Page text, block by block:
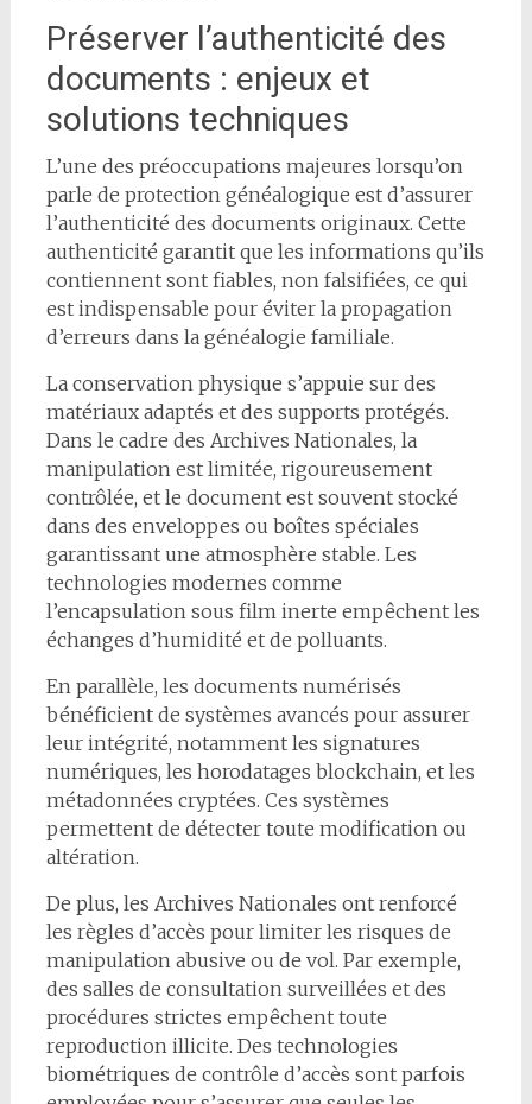
Préserver l’authenticité des
documents : enjeux et
solutions techniques
L’une des préoccupations majeures lorsqu’on
parle de protection généalogique est d’assurer
l’authenticité des documents originaux. Cette
authenticité garantit que les informations qu’ils
contiennent sont fiables, non falsifiées, ce qui
est indispensable pour éviter la propagation
d’erreurs dans la généalogie familiale.
La conservation physique s’appuie sur des
matériaux adaptés et des supports protégés.
Dans le cadre des Archives Nationales, la
manipulation est limitée, rigoureusement
contrôlée, et le document est souvent stocké
dans des enveloppes ou boîtes spéciales
garantissant une atmosphère stable. Les
technologies modernes comme
l’encapsulation sous film inerte empêchent les
échanges d’humidité et de polluants.
En parallèle, les documents numérisés
bénéficient de systèmes avancés pour assurer
leur intégrité, notamment les signatures
numériques, les horodatages blockchain, et les
métadonnées cryptées. Ces systèmes
permettent de détecter toute modification ou
altération.
De plus, les Archives Nationales ont renforcé
les règles d’accès pour limiter les risques de
manipulation abusive ou de vol. Par exemple,
des salles de consultation surveillées et des
procédures strictes empêchent toute
reproduction illicite. Des technologies
biométriques de contrôle d’accès sont parfois